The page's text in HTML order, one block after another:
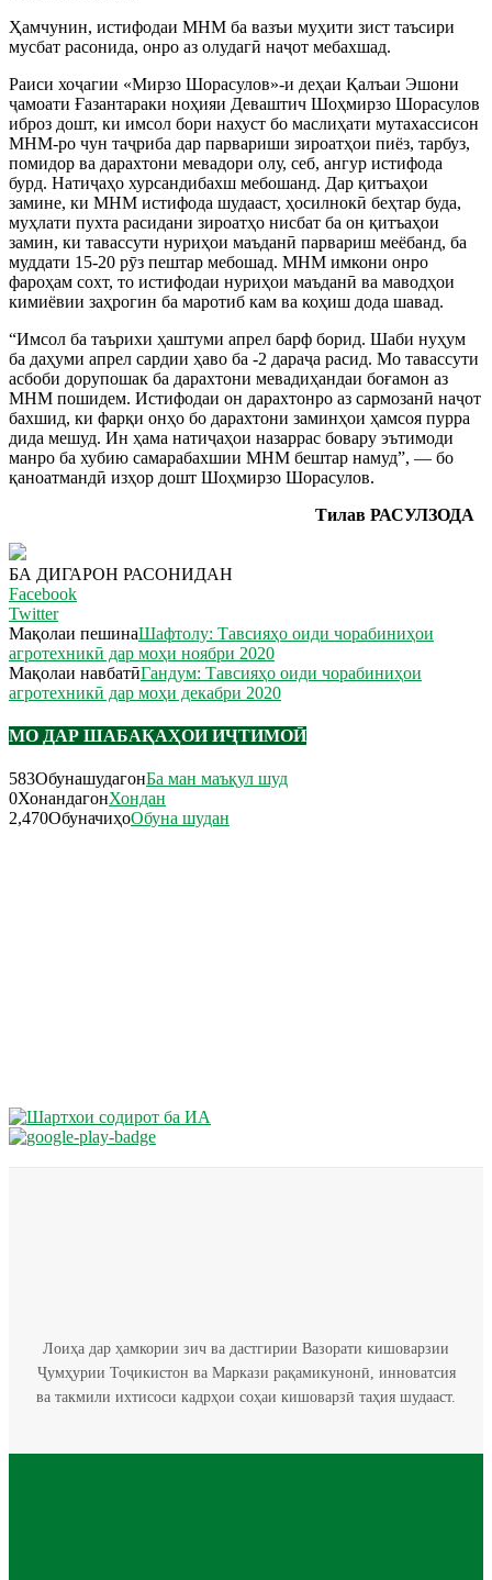
Ҳамчунин, истифодаи МНМ ба вазъи муҳити зист таъсири
мусбат расонида, онро аз олудагӣ наҷот мебахшад.
Раиси хоҷагии «Мирзо Шорасулов»-и деҳаи Қалъаи Эшони
ҷамоати Ғазантараки ноҳияи Деваштич Шоҳмирзо Шорасулов
иброз дошт, ки имсол бори нахуст бо маслиҳати мутахассисон
МНМ-ро чун таҷриба дар парвариши зироатҳои пиёз, тарбуз,
помидор ва дарахтони мевадори олу, себ, ангур истифода
бурд. Натиҷаҳо хурсандибахш мебошанд. Дар қитъаҳои
замине, ки МНМ истифода шудааст, ҳосилнокӣ беҳтар буда,
муҳлати пухта расидани зироатҳо нисбат ба он қитъаҳои
замин, ки тавассути нуриҳои маъданӣ парвариш меёбанд, ба
муддати 15-20 рӯз пештар мебошад. МНМ имкони онро
фароҳам сохт, то истифодаи нуриҳои маъданӣ ва маводҳои
кимиёвии заҳрогин ба маротиб кам ва коҳиш дода шавад.
“Имсол ба таърихи ҳаштуми апрел барф борид. Шаби нуҳум
ба даҳуми апрел сардии ҳаво ба -2 дараҷа расид. Мо тавассути
асбоби дорупошак ба дарахтони мевадиҳандаи боғамон аз
МНМ пошидем. Истифодаи он дарахтонро аз сармозанӣ наҷот
бахшид, ки фарқи онҳо бо дарахтони заминҳои ҳамсоя пурра
дида мешуд. Ин ҳама натиҷаҳои назаррас бовару эътимоди
манро ба хубию самарабахшии МНМ бештар намуд”, — бо
қаноатмандӣ изҳор дошт Шоҳмирзо Шорасулов.
Тилав РАСУЛЗОДА
БА ДИГАРОН РАСОНИДАН
Facebook
Twitter
Мақолаи пешинаШафтолу: Тавсияҳо оиди чорабиниҳои
агротехникӣ дар моҳи ноябри 2020
Мақолаи навбатӣГандум: Тавсияҳо оиди чорабиниҳои
агротехникӣ дар моҳи декабри 2020
МО ДАР ШАБАҚАҲОИ ИҶТИМОӢ
583ОбунашудагонБа ман маъқул шуд
0ХонандагонХондан
2,470ОбуначиҳоОбуна шудан
Лоиҳа дар ҳамкории зич ва дастгирии Вазорати кишоварзии
Ҷумҳурии Тоҷикистон ва Маркази рақамикунонӣ, инноватсия
ва такмили ихтисоси кадрҳои соҳаи кишоварзӣ таҳия шудааст.